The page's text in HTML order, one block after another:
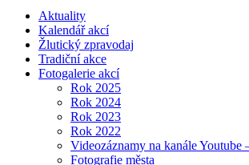
Aktuality
Kalendář akcí
Žlutický zpravodaj
Tradiční akce
Fotogalerie akcí
Rok 2025
Rok 2024
Rok 2023
Rok 2022
Videozáznamy na kanále Youtube
Fotografie města